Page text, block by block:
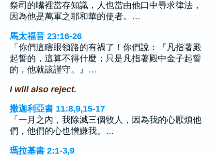
祭司的嘴裡當存知識，人也當由他口中尋求律法，
因為他是萬軍之耶和華的使者。…
馬太福音 23:16-26
「你們這瞎眼領路的有禍了！你們說：『凡指著殿
起誓的，這算不得什麼；只是凡指著殿中金子起誓
的，他就該謹守。』…
I will also reject.
撒迦利亞書 11:8,9,15-17
「一月之內，我除滅三個牧人，因為我的心厭煩他
們，他們的心也憎嫌我。…
瑪拉基書 2:1-3,9